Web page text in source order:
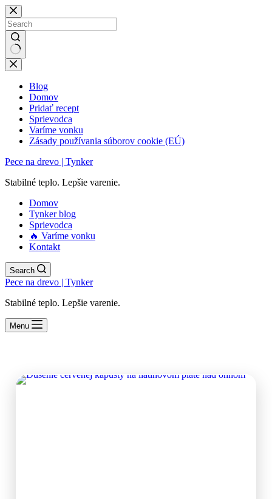
Skip
to
content
No
results
Blog
Domov
Pridať recept
Sprievodca
Varíme vonku
Zásady používania súborov cookie (EÚ)
Pece na drevo | Tynker
Stabilné teplo. Lepšie varenie.
Domov
Tynker blog
Sprievodca
🔥 Varíme vonku
Kontakt
Search
Pece na drevo | Tynker
Stabilné teplo. Lepšie varenie.
Menu